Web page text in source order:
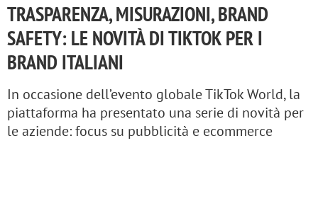
TRASPARENZA, MISURAZIONI, BRAND
SAFETY: LE NOVITÀ DI TIKTOK PER I
BRAND ITALIANI
In occasione dell’evento globale TikTok World, la
piattaforma ha presentato una serie di novità per
le aziende: focus su pubblicità e ecommerce